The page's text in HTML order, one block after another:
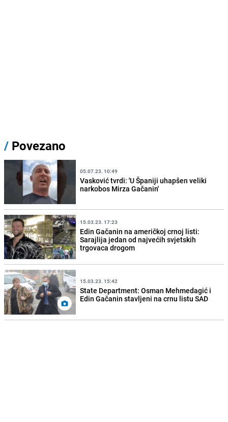
/ Povezano
05.07.23. 10:49
Vasković tvrdi: 'U Španiji uhapšen veliki
narkobos Mirza Gačanin'
15.03.23. 17:23
Edin Gačanin na američkoj crnoj listi:
Sarajlija jedan od najvećih svjetskih
trgovaca drogom
15.03.23. 15:42
State Department: Osman Mehmedagić i
Edin Gačanin stavljeni na crnu listu SAD